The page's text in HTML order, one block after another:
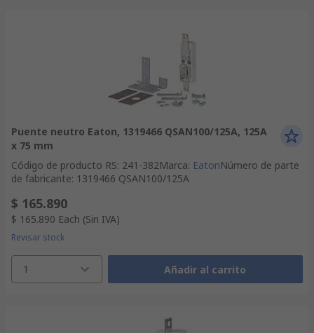
Puente neutro Eaton, 1319466 QSAN100/125A, 125A
x 75 mm
Código de producto RS: 241-382Marca: EatonNúmero de parte
de fabricante: 1319466 QSAN100/125A
$ 165.890
$ 165.890 Each (Sin IVA)
Revisar stock
1 Añadir al carrito